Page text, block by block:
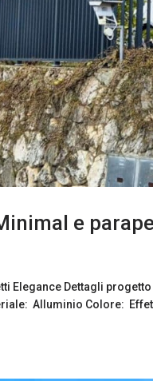
e
Elegance Dettagli
Alluminio Colore: